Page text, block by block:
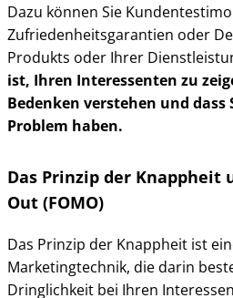
Dazu können Sie
Zufriedenheitsgarantien oder
Produkts oder Ihrer
ist, Ihren Interessenten zu
Bedenken verstehen und dass
Problem haben.
Das Prinzip der Knappheit
Out (FOMO)
Das Prinzip der Knappheit ist
Marketingtechnik, die darin
Dringlichkeit bei Ihren